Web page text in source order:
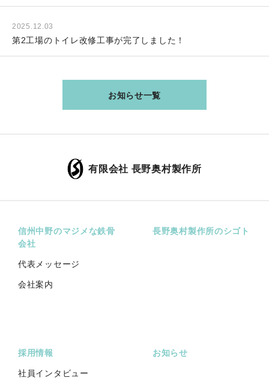
2025.12.03
第2工場のトイレ改修工事が完了しました！
お知らせ一覧
有限会社 長野奥村製作所
信州中野のマジメな鉄骨
会社
代表メッセージ
会社案内
長野奥村製作所のシゴト
採用情報
社員インタビュー
お知らせ